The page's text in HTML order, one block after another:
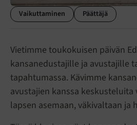
Vaikuttaminen Päättäjä
Vietimme toukokuisen päivän
kansanedustajille ja avustajille
tapahtumassa. Kävimme
avustajien kanssa
lapsen asemaan, väkivaltaan